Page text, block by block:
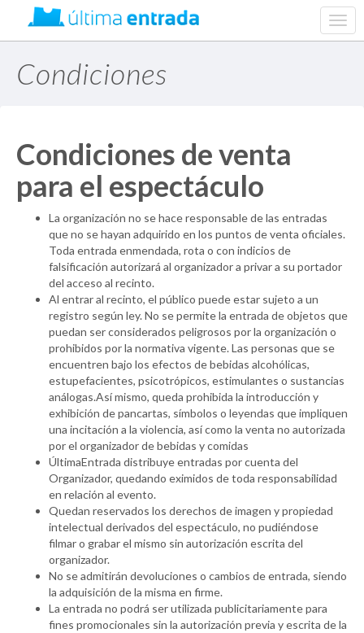
Condiciones
Condiciones de venta
para el espectáculo
La organización no se hace responsable de las entradas
que no se hayan adquirido en los puntos de venta oficiales.
Toda entrada enmendada, rota o con indicios de
falsificación autorizará al organizador a privar a su portador
del acceso al recinto.
Al entrar al recinto, el público puede estar sujeto a un
registro según ley. No se permite la entrada de objetos que
puedan ser considerados peligrosos por la organización o
prohibidos por la normativa vigente. Las personas que se
encuentren bajo los efectos de bebidas alcohólicas,
estupefacientes, psicotrópicos, estimulantes o sustancias
análogas.Así mismo, queda prohibida la introducción y
exhibición de pancartas, símbolos o leyendas que impliquen
una incitación a la violencia, así como la venta no autorizada
por el organizador de bebidas y comidas
ÚltimaEntrada distribuye entradas por cuenta del
Organizador, quedando eximidos de toda responsabilidad
en relación al evento.
Quedan reservados los derechos de imagen y propiedad
intelectual derivados del espectáculo, no pudiéndose
filmar o grabar el mismo sin autorización escrita del
organizador.
No se admitirán devoluciones o cambios de entrada, siendo
la adquisición de la misma en firme.
La entrada no podrá ser utilizada publicitariamente para
fines promocionales sin la autorización previa y escrita de la